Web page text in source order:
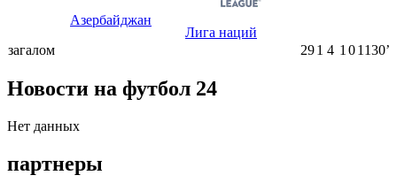
Азербайджан
Лига наций
загалом 291 4 1 01130ʼ
Новости на футбол 24
Нет данных
партнеры